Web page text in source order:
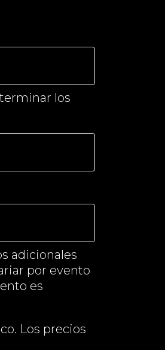
los
adicionales
por evento
es
Los precios